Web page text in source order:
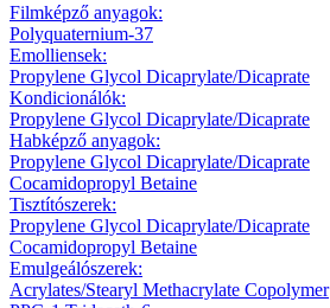
Filmképző anyagok:
Polyquaternium-37
Emolliensek:
Propylene Glycol Dicaprylate/Dicaprate
Kondicionálók:
Propylene Glycol Dicaprylate/Dicaprate
Habképző anyagok:
Propylene Glycol Dicaprylate/Dicaprate
Cocamidopropyl Betaine
Tisztítószerek:
Propylene Glycol Dicaprylate/Dicaprate
Cocamidopropyl Betaine
Emulgeálószerek:
Acrylates/Stearyl Methacrylate Copolymer